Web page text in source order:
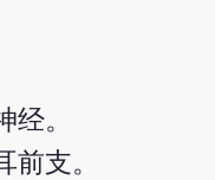
。
前支。